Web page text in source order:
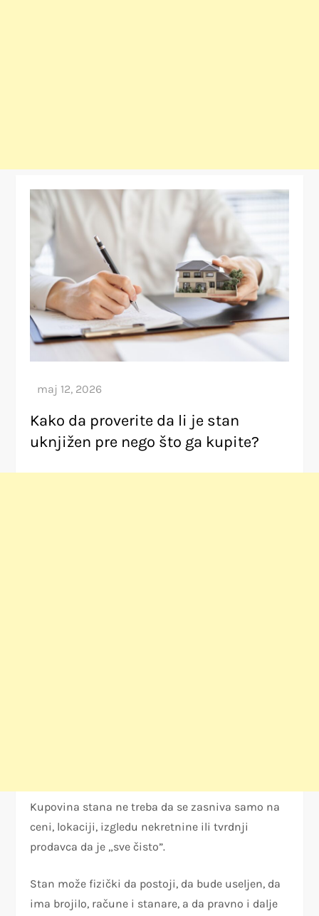
Kako da proverite da li je stan
uknjižen pre nego što ga kupite?
Kupovina stana ne treba da se zasniva samo na
ceni, lokaciji, izgledu nekretnine ili tvrdnji
prodavca da je „sve čisto”.
Stan može fizički da postoji, da bude useljen, da
ima brojilo, račune i stanare, a da pravno i dalje